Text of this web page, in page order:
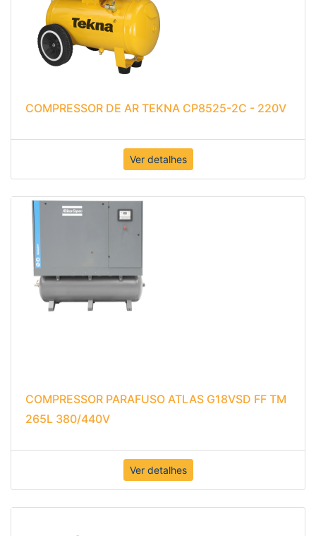
COMPRESSOR DE AR TEKNA CP8525-2C - 220V
Ver detalhes
COMPRESSOR PARAFUSO ATLAS G18VSD FF TM
265L 380/440V
Ver detalhes